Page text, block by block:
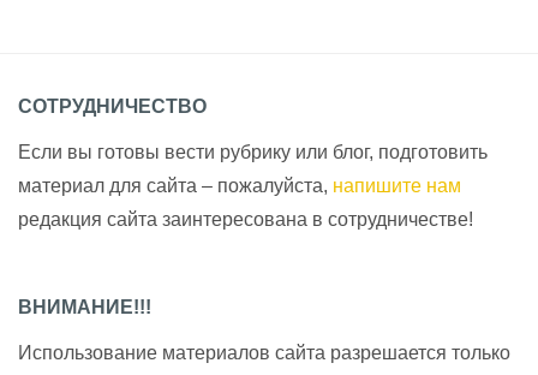
СОТРУДНИЧЕСТВО
Если вы готовы вести рубрику или блог, подготовить
материал для сайта – пожалуйста, напишите нам
редакция сайта заинтересована в сотрудничестве!
ВНИМАНИЕ!!!
Использование материалов сайта разрешается только